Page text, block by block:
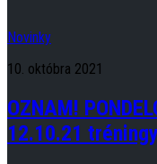
Novinky
10. októbra 2021
OZNAM!
12.10.21